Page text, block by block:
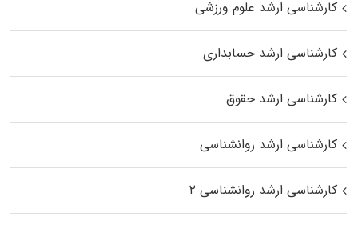
کارشناسی ارشد علوم ورزشی
کارشناسی ارشد حسابداری
کارشناسی ارشد حقوق
کارشناسی ارشد روانشناسی
کارشناسی ارشد روانشناسی ۲